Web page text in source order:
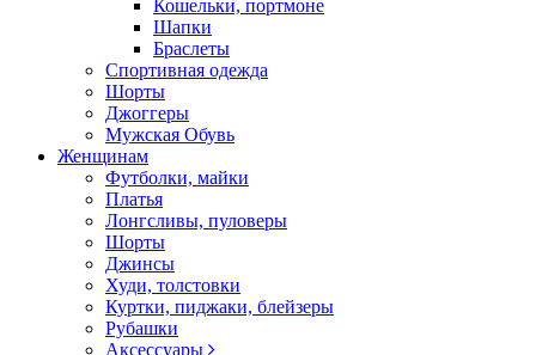
Кошельки, портмоне
Шапки
Браслеты
Спортивная одежда
Шорты
Джоггеры
Мужская Обувь
Женщинам
Футболки, майки
Платья
Лонгсливы, пуловеры
Шорты
Джинсы
Худи, толстовки
Куртки, пиджаки, блейзеры
Рубашки
Аксессуары